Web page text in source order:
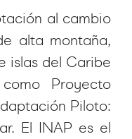
al cambio
alta montaña,
islas del Caribe
Proyecto
Piloto:
El INAP es el